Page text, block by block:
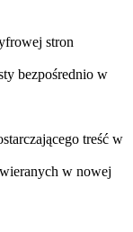
stron
bezpośrednio w
treść w
w nowej